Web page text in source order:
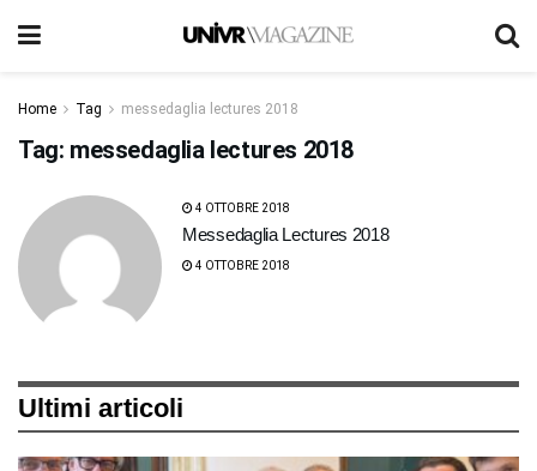
Home Tag messedaglia lectures 2018
Tag: messedaglia lectures 2018
4 OTTOBRE 2018
Messedaglia Lectures 2018
4 OTTOBRE 2018
Ultimi articoli